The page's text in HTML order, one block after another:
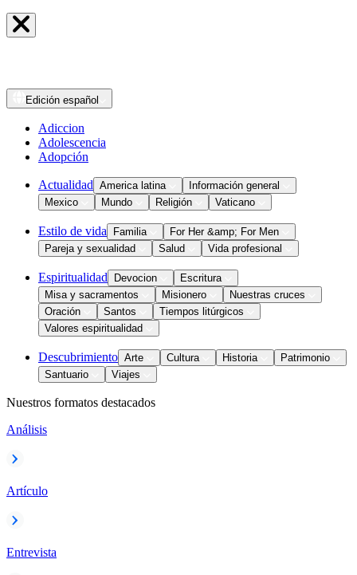
Edición español
Adiccion
Adolescencia
Adopción
Actualidad America latina
Información general
Mexico
Mundo Religión Vaticano
Estilo de vida Familia
For Her &amp; For Men
Pareja y sexualidad
Salud Vida profesional
Espiritualidad Devocion
Escritura
Misa y sacramentos
Misionero
Nuestras cruces
Oración
Santos
Tiempos litúrgicos
Valores espiritualidad
Descubrimiento Arte Cultura Historia
Patrimonio
Santuario
Viajes
Nuestros formatos destacados
Análisis
Artículo
Entrevista